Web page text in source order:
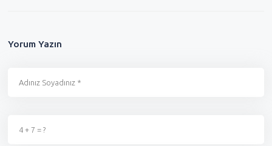
Yorum Yazın